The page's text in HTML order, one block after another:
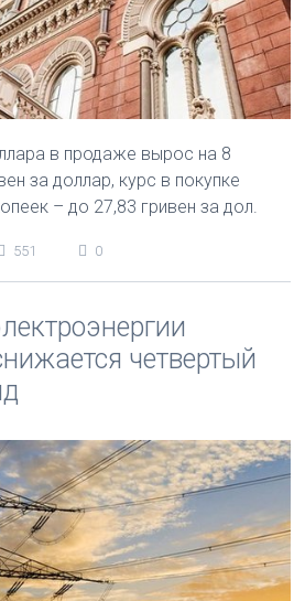
в продаже вырос на 8
за доллар, курс в покупке
– до 27,83 гривен за дол.
551 0
четвертый